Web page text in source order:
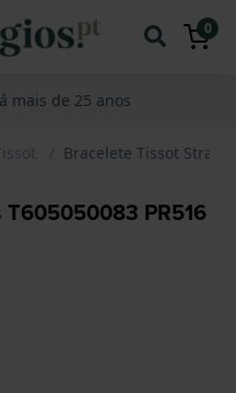
0
mais de 25 anos
Bracelete Tissot Straps
PR516